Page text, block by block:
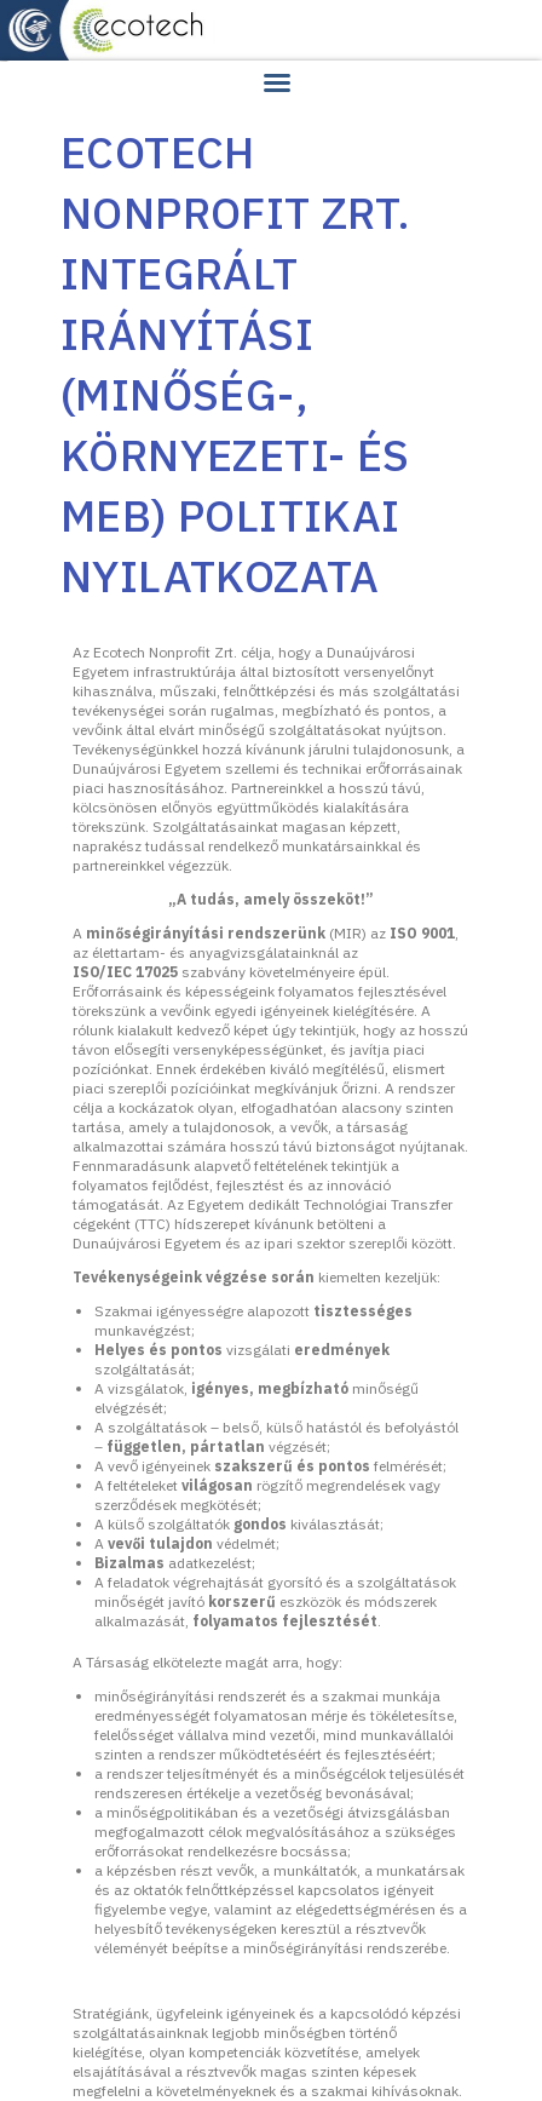
ECOTECH
NONPROFIT ZRT.
INTEGRÁLT
IRÁNYÍTÁSI
(MINŐSÉG-,
KÖRNYEZETI- ÉS
MEB) POLITIKAI
NYILATKOZATA
Az Ecotech Nonprofit Zrt. célja, hogy a Dunaújvárosi
Egyetem infrastruktúrája által biztosított versenyelőnyt
kihasználva, műszaki, felnőttképzési és más szolgáltatási
tevékenységei során rugalmas, megbízható és pontos, a
vevőink által elvárt minőségű szolgáltatásokat nyújtson.
Tevékenységünkkel hozzá kívánunk járulni tulajdonosunk, a
Dunaújvárosi Egyetem szellemi és technikai erőforrásainak
piaci hasznosításához. Partnereinkkel a hosszú távú,
kölcsönösen előnyös együttműködés kialakítására
törekszünk. Szolgáltatásainkat magasan képzett,
naprakész tudással rendelkező munkatársainkkal és
partnereinkkel végezzük.
„A tudás, amely összeköt!”
A minőségirányítási rendszerünk (MIR) az ISO 9001,
az élettartam- és anyagvizsgálatainknál az
ISO/IEC 17025 szabvány követelményeire épül.
Erőforrásaink és képességeink folyamatos fejlesztésével
törekszünk a vevőink egyedi igényeinek kielégítésére. A
rólunk kialakult kedvező képet úgy tekintjük, hogy az hosszú
távon elősegíti versenyképességünket, és javítja piaci
pozíciónkat. Ennek érdekében kiváló megítélésű, elismert
piaci szereplői pozícióinkat megkívánjuk őrizni. A rendszer
célja a kockázatok olyan, elfogadhatóan alacsony szinten
tartása, amely a tulajdonosok, a vevők, a társaság
alkalmazottai számára hosszú távú biztonságot nyújtanak.
Fennmaradásunk alapvető feltételének tekintjük a
folyamatos fejlődést, fejlesztést és az innováció
támogatását. Az Egyetem dedikált Technológiai Transzfer
cégeként (TTC) hídszerepet kívánunk betölteni a
Dunaújvárosi Egyetem és az ipari szektor szereplői között.
Tevékenységeink végzése során kiemelten kezeljük:
Szakmai igényességre alapozott tisztességes
munkavégzést;
Helyes és pontos vizsgálati eredmények
szolgáltatását;
A vizsgálatok, igényes, megbízható minőségű
elvégzését;
A szolgáltatások – belső, külső hatástól és befolyástól
– független, pártatlan végzését;
A vevő igényeinek szakszerű és pontos felmérését;
A feltételeket világosan rögzítő megrendelések vagy
szerződések megkötését;
A külső szolgáltatók gondos kiválasztását;
A vevői tulajdon védelmét;
Bizalmas adatkezelést;
A feladatok végrehajtását gyorsító és a szolgáltatások
minőségét javító korszerű eszközök és módszerek
alkalmazását, folyamatos fejlesztését.
A Társaság elkötelezte magát arra, hogy:
minőségirányítási rendszerét és a szakmai munkája
eredményességét folyamatosan mérje és tökéletesítse,
felelősséget vállalva mind vezetői, mind munkavállalói
szinten a rendszer működtetéséért és fejlesztéséért;
a rendszer teljesítményét és a minőségcélok teljesülését
rendszeresen értékelje a vezetőség bevonásával;
a minőségpolitikában és a vezetőségi átvizsgálásban
megfogalmazott célok megvalósításához a szükséges
erőforrásokat rendelkezésre bocsássa;
a képzésben részt vevők, a munkáltatók, a munkatársak
és az oktatók felnőttképzéssel kapcsolatos igényeit
figyelembe vegye, valamint az elégedettségmérésen és a
helyesbítő tevékenységeken keresztül a résztvevők
véleményét beépítse a minőségirányítási rendszerébe.
Stratégiánk, ügyfeleink igényeinek és a kapcsolódó képzési
szolgáltatásainknak legjobb minőségben történő
kielégítése, olyan kompetenciák közvetítése, amelyek
elsajátításával a résztvevők magas szinten képesek
megfelelni a követelményeknek és a szakmai kihívásoknak.